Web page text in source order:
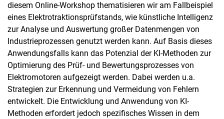
diesem Online-Workshop thematisieren wir am Fallbeispiel
eines Elektrotraktionsprüfstands, wie künstliche Intelligenz
zur Analyse und Auswertung großer Datenmengen von
Industrieprozessen genutzt werden kann. Auf Basis dieses
Anwendungsfalls kann das Potenzial der KI-Methoden zur
Optimierung des Prüf- und Bewertungsprozesses von
Elektromotoren aufgezeigt werden. Dabei werden u.a.
Strategien zur Erkennung und Vermeidung von Fehlern
entwickelt. Die Entwicklung und Anwendung von KI-
Methoden erfordert jedoch spezifisches Wissen in dem